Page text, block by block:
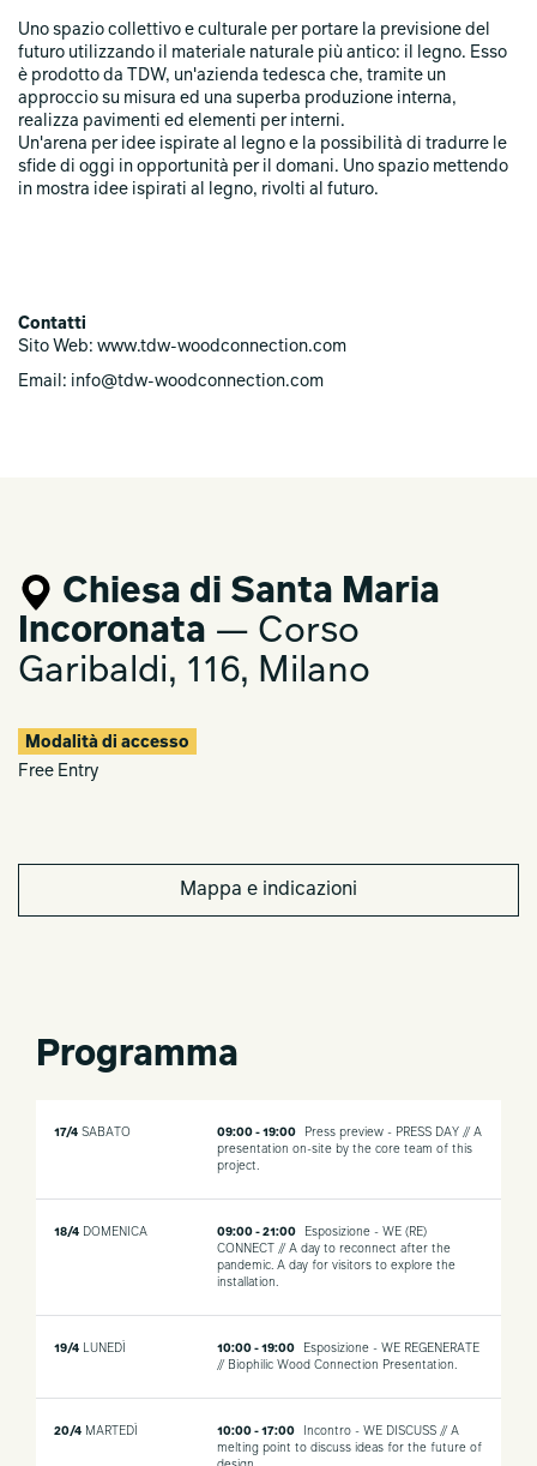
Uno spazio collettivo e culturale per portare la previsione del
futuro utilizzando il materiale naturale più antico: il legno. Esso
è prodotto da TDW, un'azienda tedesca che, tramite un
approccio su misura ed una superba produzione interna,
realizza pavimenti ed elementi per interni.
Un'arena per idee ispirate al legno e la possibilità di tradurre le
sfide di oggi in opportunità per il domani. Uno spazio mettendo
in mostra idee ispirati al legno, rivolti al futuro.
Contatti
Sito Web: www.tdw-woodconnection.com
Email: info@tdw-woodconnection.com
Chiesa di Santa Maria
Incoronata — Corso
Garibaldi, 116, Milano
Modalità di accesso
Free Entry
Mappa e indicazioni
Programma
17/4 SABATO 09:00 - 19:00
Press preview - PRESS DAY // A
presentation on-site by the core team of this
project.
18/4 DOMENICA 09:00 - 21:00
Esposizione - WE (RE)
CONNECT // A day to reconnect after the
pandemic. A day for visitors to explore the
installation.
19/4 LUNEDÌ 10:00 - 19:00
Esposizione - WE REGENERATE
// Biophilic Wood Connection Presentation.
20/4 MARTEDÌ 10:00 - 17:00
Incontro - WE DISCUSS // A
melting point to discuss ideas for the future of